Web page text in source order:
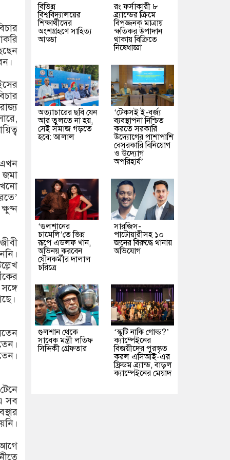
এখন
সব
আগে
বিভিন্ন
বিশ্ববিদ্যালয়ের
শিক্ষার্থীদের
অংশগ্রহণে সাহিত্য
আড্ডা
রং ফর্সাকারী ৮
ব্র্যান্ডের ক্রিমে
বিপজ্জনক মাত্রায়
ক্ষতিকর উপাদান
থাকায় বিক্রিতে
নিষেধাজ্ঞা
অত্যাচারের ছবি যেন
আর তুলতে না হয়,
সেই সমাজ গড়তে
হবে: আলাল
‘টেকসই ই-বর্জ্য
ব্যবস্থাপনা নিশ্চিত
করতে সরকারি
উদ্যোগের পাশাপাশি
বেসরকারি বিনিয়োগ
ও উদ্যোগ
অপরিহার্য’
‘গুলশানের
চামেলি’তে ভিন্ন
রূপে এডলফ খান,
অভিনয় করবেন
যৌনকর্মীর দালাল
চরিত্রে
সারজিস-
পাটোয়ারীসহ ১০
জনের বিরুদ্ধে থানায়
অভিযোগ
গুলশান থেকে
সাবেক মন্ত্রী লতিফ
সিদ্দিকী গ্রেফতার
‘স্কুটি নাকি গোল্ড?’
ক্যাম্পেইনের
বিজয়ীদের পুরস্কৃত
করল এসিআই-এর
ফ্রিডম ব্র্যান্ড, বাড়ল
ক্যাম্পেইনের মেয়াদ